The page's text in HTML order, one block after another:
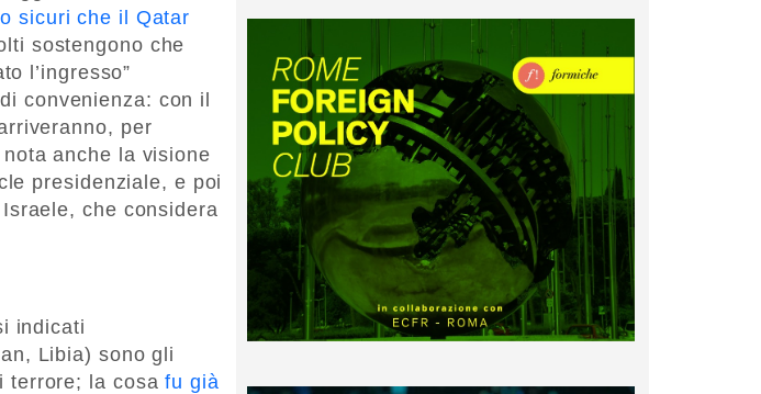
sicuri che il Qatar
sostengono che
l’ingresso”
convenienza: con il
per
anche la visione
presidenziale, e poi
che considera
indicati
Libia) sono gli
terrore; la cosafu già